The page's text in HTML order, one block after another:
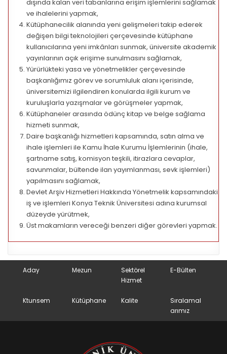
dışında kalan veri tabanlarına erişim işlemlerini sağlamak
ve ihalelerini yapmak,
Kütüphanecilik alanında yeni gelişmeleri takip ederek
değişen bilgi teknolojileri çerçevesinde kütüphane
kullanıcılarına yeni imkânları sunmak, üniversite akademik
yayınlarının açık erişime sunulmasını sağlamak,
Yürürlükteki yasa ve yönetmelikler çerçevesinde
başkanlığımız görev ve sorumluluk alanı içerisinde,
üniversitemizi ilgilendiren konularda ilgili kurum ve
kuruluşlarla yazışmalar ve görüşmeler yapmak,
Kütüphaneler arasında ödünç kitap ve belge sağlama
hizmeti sunmak,
Daire başkanlığı hizmetleri kapsamında, satın alma ve
ihale işlemleri ile Kamu İhale Kurumu İşlemlerinin (ihale,
şartname satış, komisyon teşkili, itirazlara cevaplar,
savunmalar, bültende ilan yayımlanması, sevk işlemleri)
yapılmasını sağlamak,
Devlet Arşiv Hizmetleri Hakkında Yönetmelik kapsamındaki
iş ve işlemleri Konya Teknik Üniversitesi adına kurumsal
düzeyde yürütmek,
Üst makamların vereceği benzeri diğer görevleri yapmak.
Aday Mezun
Sektörel
Hizmet
E-Bülten
Ktunsem Kütüphane Kalite
Sıralamal
arımız